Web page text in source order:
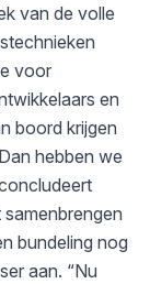
van de volle
voor
en
boord krijgen
hebben we
bundeling nog
aan. “Nu